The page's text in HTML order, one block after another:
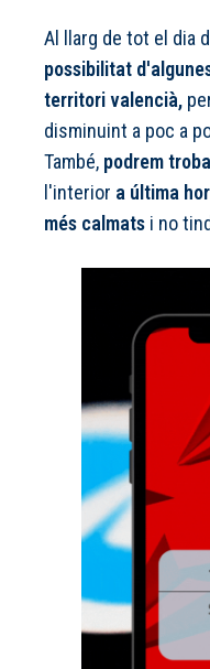
Al llarg de tot el dia
possibilitat
territori valencià,
disminuint a poc a
També, podrem
l'interior a última
més calmats i no